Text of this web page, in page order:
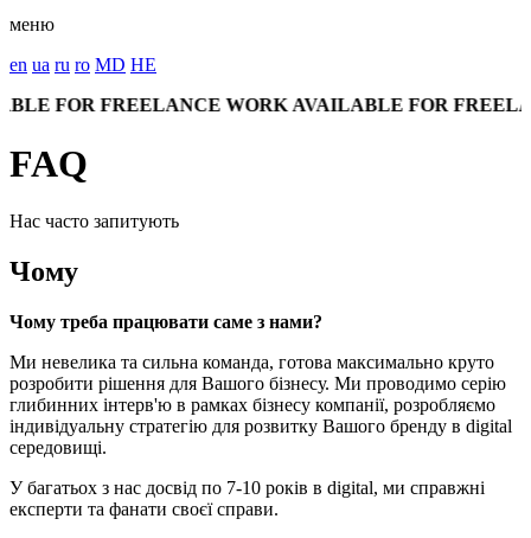
меню
en ua ru ro MD HE
FOR FREELANCE WORK AVAILABLE FOR
FAQ
Нас часто запитують
Чому
Чому треба працювати саме з нами?
Ми невелика та сильна команда, готова максимально круто
розробити рішення для Вашого бізнесу. Ми проводимо серію
глибинних інтерв'ю в рамках бізнесу компанії, розробляємо
індивідуальну стратегію для розвитку Вашого бренду в digital
середовищі.
У багатьох з нас досвід по 7-10 років в digital, ми справжні
експерти та фанати своєї справи.